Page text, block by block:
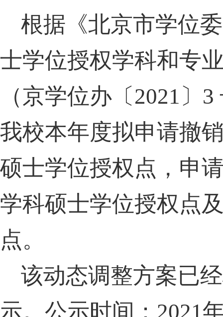
根据《北京市学位
士学位授权学科和专
（京学位办〔 2021 〕 3
我校本年度拟申请撤
硕士学位授权点，申
学科硕士学位授权点
点。
该动态调整方案已
示。公示时间： 2021